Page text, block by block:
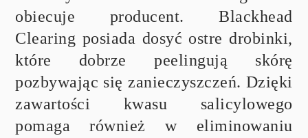
obiecuje producent. Blackhead
Clearing posiada dosyć ostre drobinki,
które dobrze peelingują skórę
pozbywając się zanieczyszczeń. Dzięki
zawartości kwasu salicylowego
pomaga również w eliminowaniu